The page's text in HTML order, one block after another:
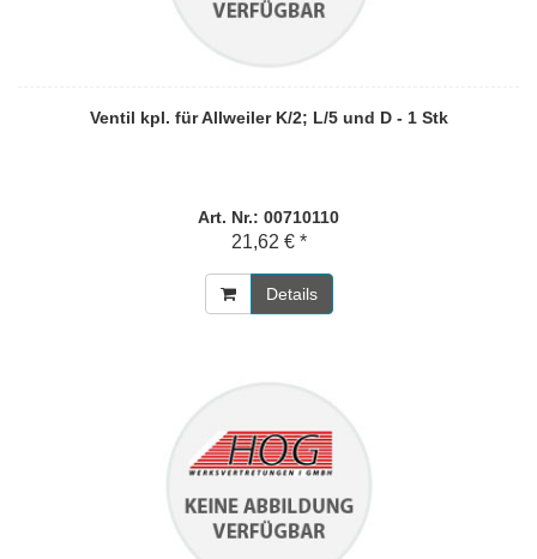
Ventil kpl. für Allweiler K/2; L/5 und D - 1 Stk
Art. Nr.: 00710110
21,62 € *
Details